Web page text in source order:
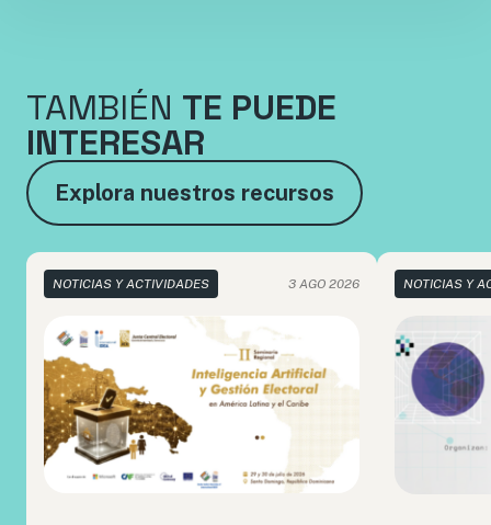
TAMBIÉN TE PUEDE
INTERESAR
Explora nuestros recursos
NOTICIAS Y ACTIVIDADES 3 AGO 2026 NOTICIAS Y